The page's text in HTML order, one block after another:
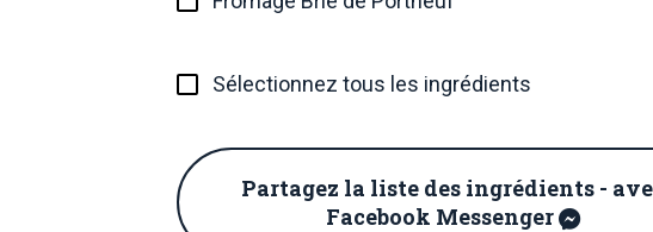
Sélectionnez tous les ingrédients
Partagez la liste des ingrédients -
Facebook Messenger